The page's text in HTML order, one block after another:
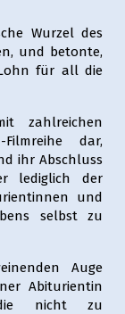
Wurzel des
und betonte,
für all die
zahlreichen
dar,
ihr Abschluss
lediglich der
und
selbst zu
Auge
Abiturientin
die nicht zu